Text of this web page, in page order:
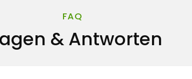
FAQ
& Antworten